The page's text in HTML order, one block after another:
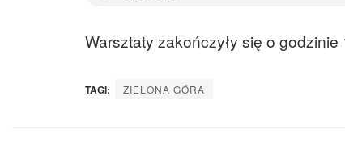
Warsztaty zakończyły się o godzinie
TAGI: ZIELONA GÓRA